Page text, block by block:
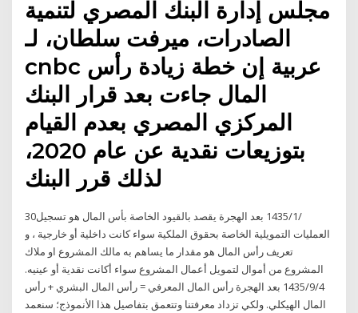
مجلس إدارة البنك المصري لتنمية
الصادرات، ميرفت سلطان، لـ
cnbc عربية إن خطة زيادة رأس
المال جاءت بعد قرار البنك
المركزي المصري بعدم القيام
بتوزيعات نقدية عن عام 2020،
لذلك قرر البنك
30‏‏/1‏‏/1435 بعد الهجرة يقصد بالقيود الخاصة بأس المال هو تسجيل
العمليات التمويلية الخاصة بحقوق الملكية سواء كانت داخلية أو خارجية ، و
تعريف رأس المال هو مقدار ما يساهم به مالك المشروع او ملاك
المشروع من أموال لتمويل أعمال المشروع سواء أكانت نقدية أو عينيه.
4‏‏/9‏‏/1435 بعد الهجرة رأس المال المعرفي = رأس المال البشري + رأس
المال الهيكلي. ولكي تزداد معرفتنا وتتعمق بتفاصيل هذا الأنموذج؛ سنعمد